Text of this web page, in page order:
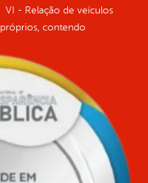
VI - Relação de veículos
próprios, contendo